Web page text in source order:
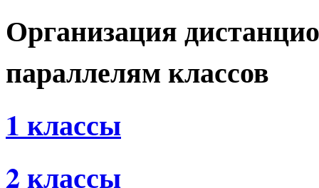
Организация
параллелям классов
1 классы
2 классы